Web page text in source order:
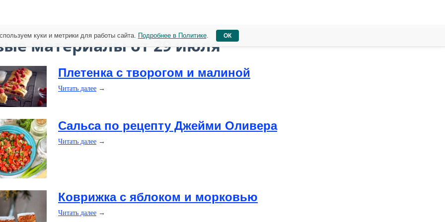
материалы от 29 июля
​Плетенка с творогом и малиной
Читать далее →
Сальса по рецепту Джейми Оливера
Читать далее →
​Коврижка с яблоком и морковью
Читать далее →
куки и метрики для работы сайта. Подробнее в Политике. ОК